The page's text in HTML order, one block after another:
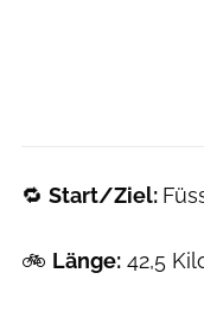
🔁 Start/Ziel:
🚲 Länge: 42,5